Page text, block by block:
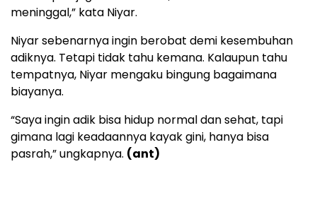
meninggal,” kata Niyar.
Niyar sebenarnya ingin berobat demi kesembuhan
adiknya. Tetapi tidak tahu kemana. Kalaupun tahu
tempatnya, Niyar mengaku bingung bagaimana
biayanya.
“Saya ingin adik bisa hidup normal dan sehat, tapi
gimana lagi keadaannya kayak gini, hanya bisa
pasrah,” ungkapnya. (ant)